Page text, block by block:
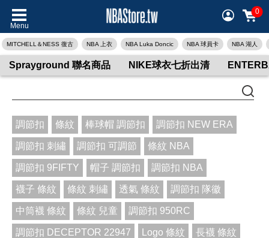
Menu
0
MITCHELL＆NESS 復古 NBA 上衣 NBA Luka Doncic NBA 球員卡 NBA 湖人
Sprayground 聯名商品 NIKE球衣七折出清
調節扣 條紋 棒球帽 調節扣 調節扣 NEW ERA
調節扣 刺繡 調節扣 可調節 條紋 NBA
調節扣 9FIFTY 帽子 調節扣 調節扣 NBA
襪子 條紋 條紋 刺繡 透氣 條紋 調節扣 隊徽
中筒襪 條紋 條紋 兒童 調節扣 950RC
調節扣 DECEPTOR 22947 Logo 條紋 長襪 條紋